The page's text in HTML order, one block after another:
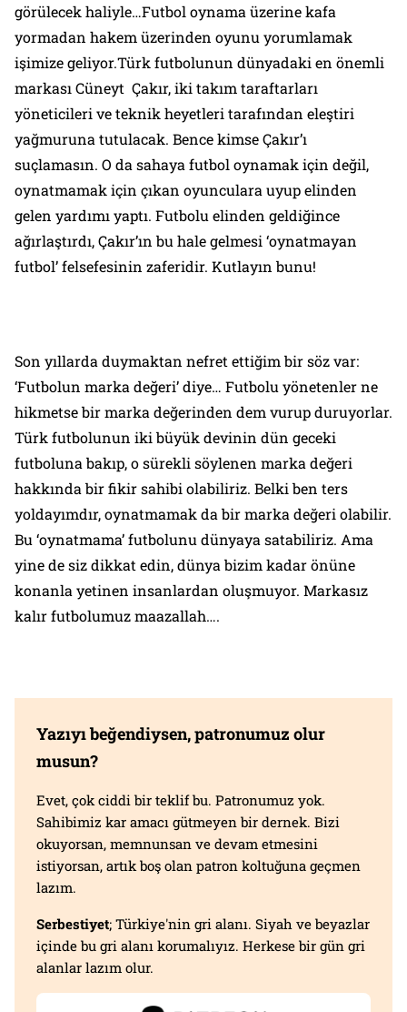
görülecek haliyle…Futbol oynama üzerine kafa
yormadan hakem üzerinden oyunu yorumlamak
işimize geliyor.Türk futbolunun dünyadaki en önemli
markası Cüneyt Çakır, iki takım taraftarları
yöneticileri ve teknik heyetleri tarafından eleştiri
yağmuruna tutulacak. Bence kimse Çakır’ı
suçlamasın. O da sahaya futbol oynamak için değil,
oynatmamak için çıkan oyunculara uyup elinden
gelen yardımı yaptı. Futbolu elinden geldiğince
ağırlaştırdı, Çakır’ın bu hale gelmesi ‘oynatmayan
futbol’ felsefesinin zaferidir. Kutlayın bunu!
Son yıllarda duymaktan nefret ettiğim bir söz var:
‘Futbolun marka değeri’ diye… Futbolu yönetenler ne
hikmetse bir marka değerinden dem vurup duruyorlar.
Türk futbolunun iki büyük devinin dün geceki
futboluna bakıp, o sürekli söylenen marka değeri
hakkında bir fikir sahibi olabiliriz. Belki ben ters
yoldayımdır, oynatmamak da bir marka değeri olabilir.
Bu ‘oynatmama’ futbolunu dünyaya satabiliriz. Ama
yine de siz dikkat edin, dünya bizim kadar önüne
konanla yetinen insanlardan oluşmuyor. Markasız
kalır futbolumuz maazallah….
Yazıyı beğendiysen, patronumuz olur
musun?
Evet, çok ciddi bir teklif bu. Patronumuz yok.
Sahibimiz kar amacı gütmeyen bir dernek. Bizi
okuyorsan, memnunsan ve devam etmesini
istiyorsan, artık boş olan patron koltuğuna geçmen
lazım.
Serbestiyet; Türkiye'nin gri alanı. Siyah ve beyazlar
içinde bu gri alanı korumalıyız. Herkese bir gün gri
alanlar lazım olur.